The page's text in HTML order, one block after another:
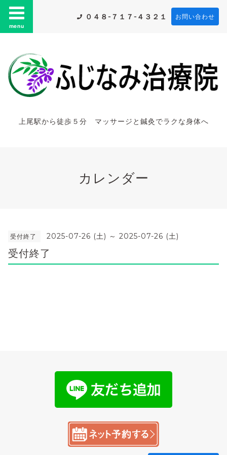
menu
０４８-７１７-４３２１ お問い合わせ
上尾駅から徒歩５分 マッサージと鍼灸でラクな身体へ
カレンダー
受付終了 2025-07-26 (土) ～ 2025-07-26 (土)
受付終了